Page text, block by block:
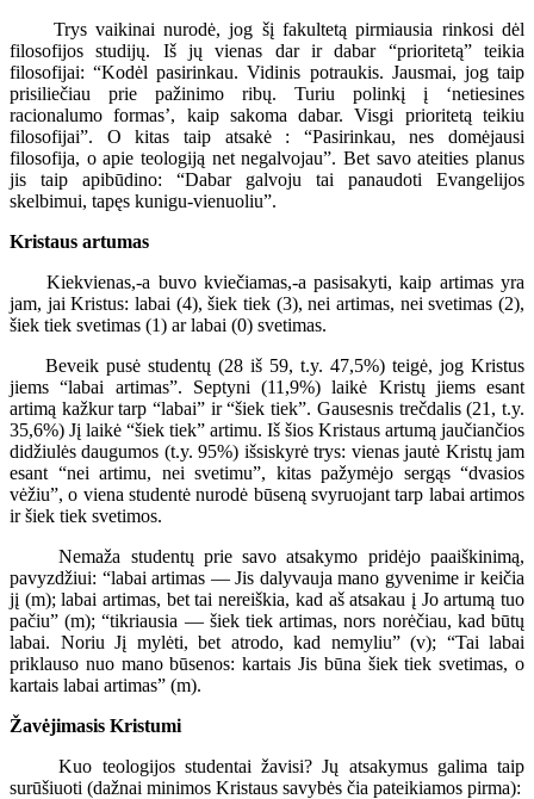
Trys vaikinai nurodė, jog šį fakultetą pirmiausia rinkosi dėl
filosofijos studijų. Iš jų vienas dar ir dabar “prioritetą” teikia
filosofijai: “Kodėl pasirinkau. Vidinis potraukis. Jausmai, jog taip
prisiliečiau prie pažinimo ribų. Turiu polinkį į ‘netiesines
racionalumo formas’, kaip sakoma dabar. Visgi prioritetą teikiu
filosofijai”. O kitas taip atsakė : “Pasirinkau, nes domėjausi
filosofija, o apie teologiją net negalvojau”. Bet savo ateities planus
jis taip apibūdino: “Dabar galvoju tai panaudoti Evangelijos
skelbimui, tapęs kunigu-vienuoliu”.
Kristaus artumas
Kiekvienas,-a buvo kviečiamas,-a pasisakyti, kaip artimas yra
jam, jai Kristus: labai (4), šiek tiek (3), nei artimas, nei svetimas (2),
šiek tiek svetimas (1) ar labai (0) svetimas.
Beveik pusė studentų (28 iš 59, t.y. 47,5%) teigė, jog Kristus
jiems “labai artimas”. Septyni (11,9%) laikė Kristų jiems esant
artimą kažkur tarp “labai” ir “šiek tiek”. Gausesnis trečdalis (21, t.y.
35,6%) Jį laikė “šiek tiek” artimu. Iš šios Kristaus artumą jaučiančios
didžiulės daugumos (t.y. 95%) išsiskyrė trys: vienas jautė Kristų jam
esant “nei artimu, nei svetimu”, kitas pažymėjo sergąs “dvasios
vėžiu”, o viena studentė nurodė būseną svyruojant tarp labai artimos
ir šiek tiek svetimos.
Nemaža studentų prie savo atsakymo pridėjo paaiškinimą,
pavyzdžiui: “labai artimas — Jis dalyvauja mano gyvenime ir keičia
jį (m); labai artimas, bet tai nereiškia, kad aš atsakau į Jo artumą tuo
pačiu” (m); “tikriausia — šiek tiek artimas, nors norėčiau, kad būtų
labai. Noriu Jį mylėti, bet atrodo, kad nemyliu” (v); “Tai labai
priklauso nuo mano būsenos: kartais Jis būna šiek tiek svetimas, o
kartais labai artimas” (m).
Žavėjimasis Kristumi
Kuo teologijos studentai žavisi? Jų atsakymus galima taip
surūšiuoti (dažnai minimos Kristaus savybės čia pateikiamos pirma):